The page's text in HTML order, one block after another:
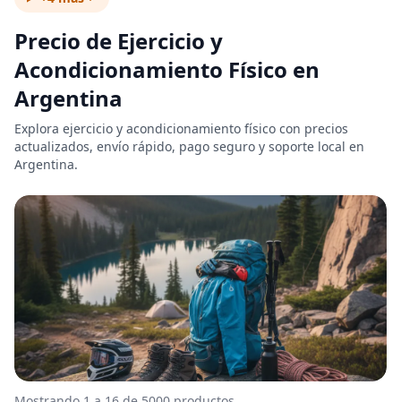
Precio de Ejercicio y
Acondicionamiento Físico en
Argentina
Explora ejercicio y acondicionamiento físico con precios
actualizados, envío rápido, pago seguro y soporte local en
Argentina.